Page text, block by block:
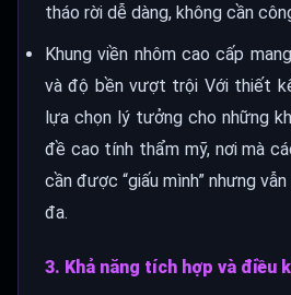
tháo rời dễ dàng, không cần
Khung viền nhôm cao cấp
và độ bền vượt trội Với thiết
lựa chọn lý tưởng cho những
đề cao tính thẩm mỹ, nơi mà
cần được “giấu mình” nhưng
đa.
3. Khả năng tích hợp và điều